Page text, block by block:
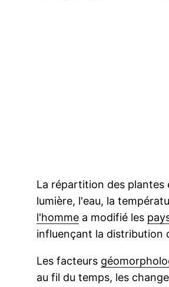
La répartition des plantes
lumière, l'eau, la
l'homme a modifié les
influençant la distribution
Les facteurs
au fil du temps, les